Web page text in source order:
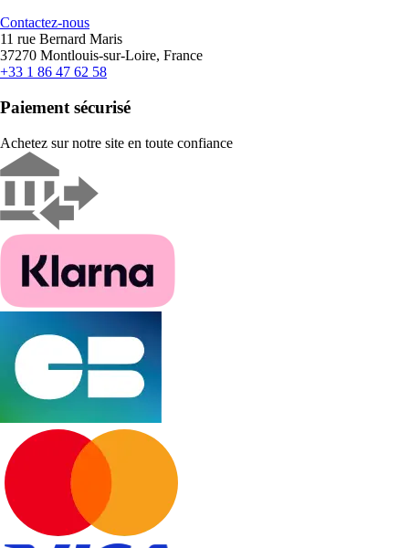
Contactez-nous
11 rue Bernard Maris
37270 Montlouis-sur-Loire, France
+33 1 86 47 62 58
Paiement sécurisé
Achetez sur notre site en toute confiance